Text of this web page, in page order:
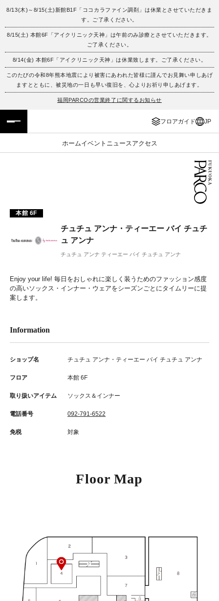
8/13(木)～8/15(土)新館B1F「ココカラファイン調剤」は休業とさせていただきま
す。ご了承ください。
8/15(土) 本館6F「アイクリニック天神」は午前のみ診療とさせていただきます。
ご了承ください。
8/14(金) 本館6F「アイクリニック天神」は休業致します。ご了承ください。
このたびの令和8年熊本地震により被害にあわれた皆様に謹んでお見舞い申しあげ
ますとともに、被災地の一日も早い復旧を、心よりお祈り申しあげます。
福岡PARCOの営業終了に関するお知らせ
フロアガイド JP
ホームイベント ニュース アクセス
フロアガイド
施設案内・アクセス
イベント・ポップアップ
レストラン・カフェ
ENGLISH
繁体字
簡体字
ภาษาไทย
本館 6F
チュチュ アンナ・ティーエー バイ チュチ
ュ アンナ
チュチュ アンナ ティーエー バイ チュチュ アンナ
Enjoy your life! 毎日をおしゃれに楽しく装うためのファッション感度
の高いソックス・インナー・ウェアをシーズンごとにタイムリーに提
案します。
Information
ショップ名 チュチュ アンナ・ティーエー バイ チュチュ アンナ
フロア 本館 6F
取り扱いアイテム ソックス＆インナー
電話番号 092-791-6522
免税 対象
Floor Map